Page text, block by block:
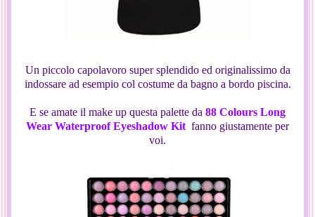
Un piccolo capolavoro super splendido ed originalissimo da
indossare ad esempio col costume da bagno a bordo piscina.
E se amate il make up questa palette da 88 Colours Long
Wear Waterproof Eyeshadow Kit fanno giustamente per
voi.